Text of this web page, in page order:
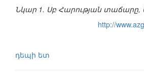
Նկար 1. Սբ Հարության տաճարը,
http://
դեպի ետ